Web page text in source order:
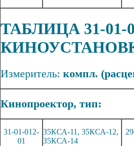
ТАБЛИЦА 31-
Измеритель: компл.
Кинопроектор, тип:
31-01-012-
01
35КСА-11, 35КСА-12,
35КСА-14
29